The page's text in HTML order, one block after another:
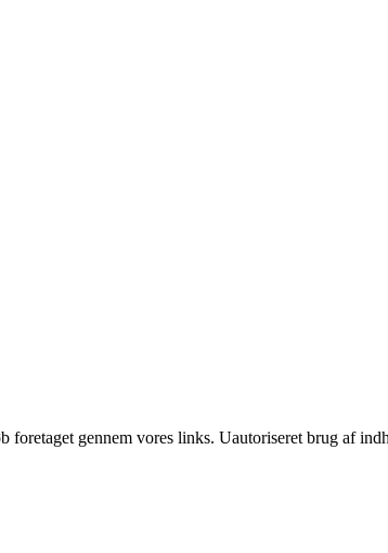
gennem vores links. Uautoriseret brug af